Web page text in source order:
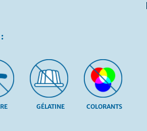
GÉLATINE COLORANTS